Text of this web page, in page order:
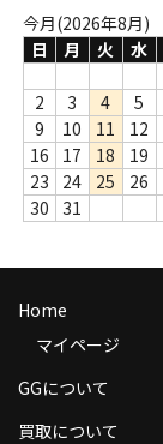
Webのみ no.1
Webのみ no.2
Webのみ no.3
Webのみ no.4
売り切れ
Help
送料
今月(2026年8月)
日
月 火 水
2
3 4 5
9
10 11 12
16
17 18 19
23
24 25 26
30
31
Home
マイページ
GGについて
買取について